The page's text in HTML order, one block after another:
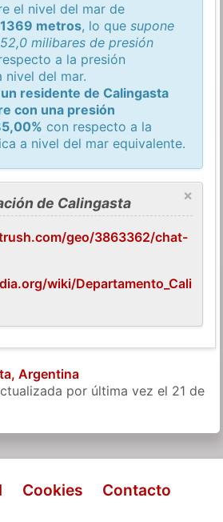
el nivel del mar de
1369 metros, lo quesupone
milibares de presión
a la presión
nivel del mar.
un residente de Calingasta
con una presión
con respecto a la
a nivel del mar equivalente.
×
de Calingasta
geo/3863362/chat-
wiki/Departamento_Cali
Argentina
por última vez el 21 de
Cookies Contacto